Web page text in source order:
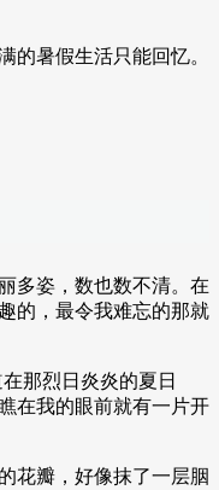
暑假生活只能回忆。
姿，数也数不清。在
的，最令我难忘的那就
那烈日炎炎的夏日
在我的眼前就有一片开
瓣，好像抹了一层胭